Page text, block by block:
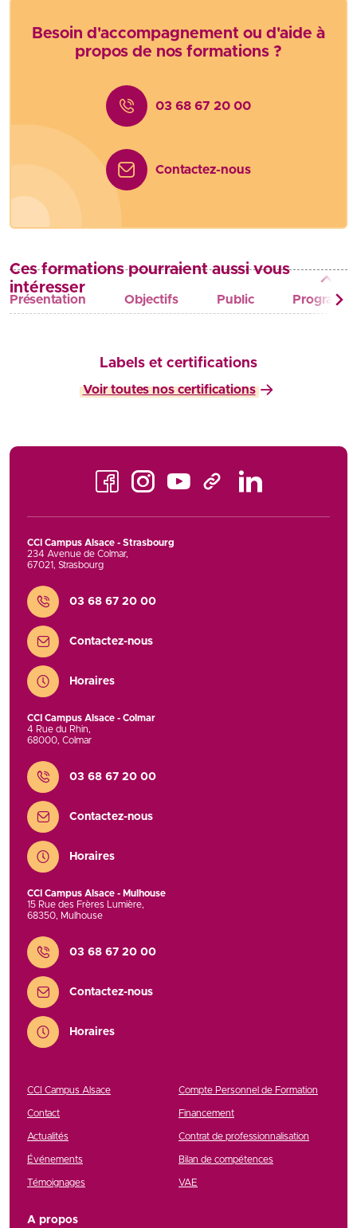
Présentation Objectifs Public
Besoin d'accompagnement ou d'aide à
propos de nos formations ?
03 68 67 20 00
Contactez-nous
Ces formations pourraient aussi vous
intéresser
Labels et certifications
Voir toutes nos certifications
FacebookInstagramYoutube TikTok
CCI Campus Alsace - Strasbourg
234 Avenue de Colmar,
67021, Strasbourg
Contact
03 68 67 20 00
Contactez-nous
Horaires
CCI Campus Alsace - Colmar
4 Rue du Rhin,
68000, Colmar
Contact
03 68 67 20 00
Contactez-nous
Horaires
CCI Campus Alsace - Mulhouse
15 Rue des Frères Lumière,
68350, Mulhouse
Contact
03 68 67 20 00
Contactez-nous
Horaires
CCI Campus Alsace
Contact
Actualités
Événements
Témoignages
Compte Personnel de Formation
Financement
Contrat de professionnalisation
Bilan de compétences
VAE
A propos